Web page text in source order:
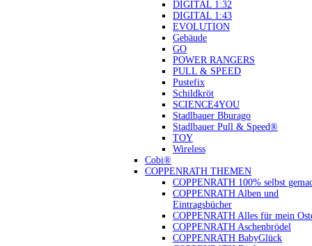
DIGITAL 1:32
DIGITAL 1:43
EVOLUTION
Gebäude
GO
POWER RANGERS
PULL & SPEED
Pustefix
Schildkröt
SCIENCE4YOU
Stadlbauer Bburago
Stadlbauer Pull & Speed®
TOY
Wireless
Cobi®
COPPENRATH THEMEN
COPPENRATH 100% selbst
COPPENRATH Alben und
Eintragsbücher
COPPENRATH Alles für mein
COPPENRATH Aschenbrödel
COPPENRATH BabyGlück